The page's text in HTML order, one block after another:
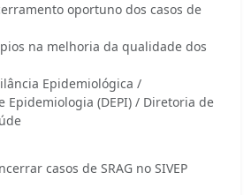
oportuno dos casos de
na melhoria da qualidade dos
Epidemiológica /
Epidemiologia (DEPI) / Diretoria de
casos de SRAG no SIVEP